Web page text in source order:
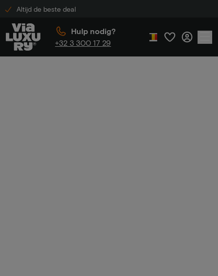
Altijd de beste deal
Hulp nodig?
+32 3 300 17 29